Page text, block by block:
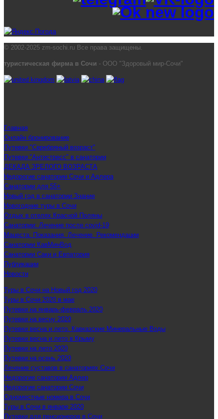
© 2002-2025 zm-sochi.ru Все права защищены.
туристическая фирма в Сочи - ООО "Здоровый мир-Сочи"
Главная
Онлайн бронирование
Путевки "Серебряный возраст"
Путевки "Антистресс" в санатории
ДЕКАДА ЗРЕЛОГО ВОЗРАСТА
Недорогие санатории Сочи и Адлера
Санатории для 55+
Новый год в санатории Знание
Новогодние туры в Сочи
Отдых в отелях Красной Поляны
Санатории: Лечение после covid-19
Мацеста: Показания. Лечение. Рекомендации
Санатории КавМинВод
Санатории Саки и Евпатория
Публикации
Новости
Туры в Сочи на Новый год 2020
Туры в Сочи 2020 в мае
Путевки на январь-февраль 2020
Путевки на весну 2020
Путевки весна и лето. Кавказские Минеральные Воды
Путевки весна и лето в Крыму
Путевки на лето 2020
Путевки на осень 2020
Лечение суставов в санаториях Сочи
Недорогие санатории Адлер
Недорогие санатории Сочи
Одноместные номера в Сочи
Туры в Сочи в январе 2020
Путевки для пенсионеров в Сочи